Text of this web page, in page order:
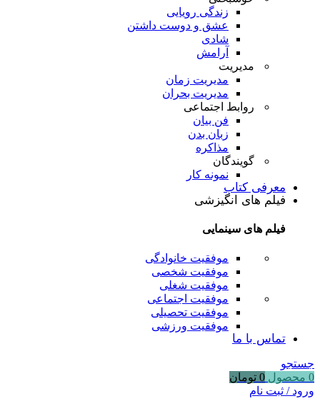
زندگی رویایی
عشق و دوست داشتن
شادی
آرامش
مدیریت
مدیریت زمان
مدیریت بحران
روابط اجتماعی
فن بیان
زبان بدن
مذاکره
گویندگان
نمونه کار
معرفی کتاب
فیلم های انگیزشی
فیلم های سینمایی
موفقیت خانوادگی
موفقیت شخصی
موفقیت شغلی
موفقیت اجتماعی
موفقیت تحصیلی
موفقیت ورزشی
تماس با ما
جستجو
0 محصول 0 تومان
ورود / ثبت نام